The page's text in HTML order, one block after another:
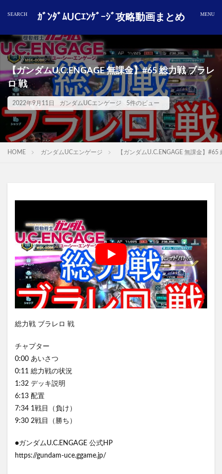
ｶﾞﾝﾀﾞﾑUCｴﾝｹﾞｰｼﾞ攻略動画まとめ
【ガンダムU.C.ENGAGE 無課金】#65 総力戦 ブラレ
ロ 戦
2022年9月11日 ガンダムUCエンゲージ 5件のビュー
HOME ガンダムUCエンゲージ 【ガンダムU.C.ENGAGE 無課金】#65
総力戦 ブラレロ 戦
チャプター
0:00 あいさつ
0:11 総力戦の状況
1:32 デッキ説明
6:13 配置
7:34 1戦目（負け）
9:30 2戦目（勝ち）
●ガンダムU.C.ENGAGE 公式HP
https://gundam-uce.ggame.jp/